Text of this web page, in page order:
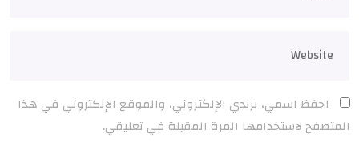
احفظ اسمي، بريدي الإلكتروني، والموقع الإلكتروني في هذا
المتصفح لاستخدامها المرة المقبلة في تعليقي.